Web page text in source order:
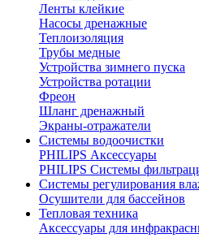
Ленты клейкие
Насосы дренажные
Теплоизоляция
Трубы медные
Устройства зимнего пуска
Устройства ротации
Фреон
Шланг дренажный
Экраны-отражатели
Системы водоочистки
PHILIPS Аксессуары
PHILIPS Системы
Системы регулирования
Осушители для бассейнов
Тепловая техника
Аксессуары для